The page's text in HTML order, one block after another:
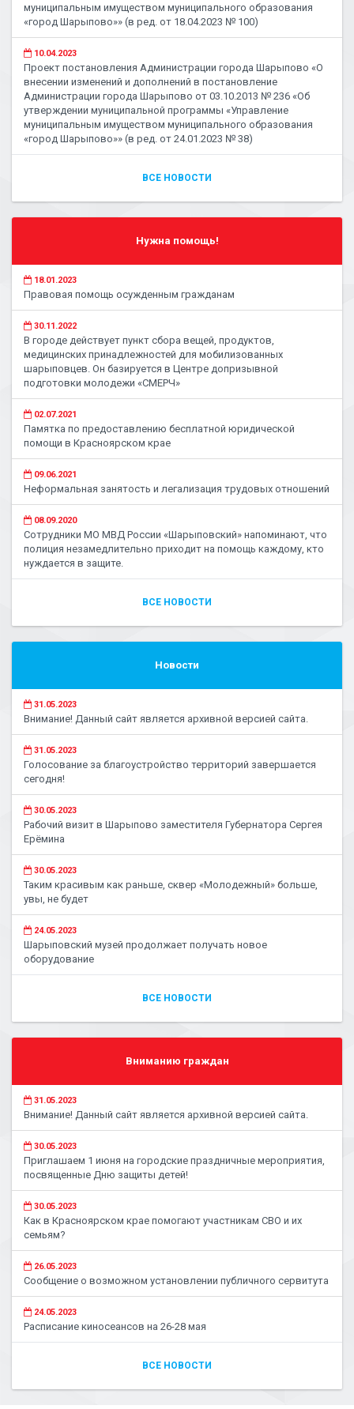
муниципальным имуществом муниципального образования
«город Шарыпово»» (в ред. от 18.04.2023 № 100)
10.04.2023
Проект постановления Администрации города Шарыпово «О
внесении изменений и дополнений в постановление
Администрации города Шарыпово от 03.10.2013 № 236 «Об
утверждении муниципальной программы «Управление
муниципальным имуществом муниципального образования
«город Шарыпово»» (в ред. от 24.01.2023 № 38)
ВСЕ НОВОСТИ
Нужна помощь!
18.01.2023
Правовая помощь осужденным гражданам
30.11.2022
В городе действует пункт сбора вещей, продуктов,
медицинских принадлежностей для мобилизованных
шарыповцев. Он базируется в Центре допризывной
подготовки молодежи «СМЕРЧ»
02.07.2021
Памятка по предоставлению бесплатной юридической
помощи в Красноярском крае
09.06.2021
Неформальная занятость и легализация трудовых отношений
08.09.2020
Сотрудники МО МВД России «Шарыповский» напоминают, что
полиция незамедлительно приходит на помощь каждому, кто
нуждается в защите.
ВСЕ НОВОСТИ
Новости
31.05.2023
Внимание! Данный сайт является архивной версией сайта.
31.05.2023
Голосование за благоустройство территорий завершается
сегодня!
30.05.2023
Рабочий визит в Шарыпово заместителя Губернатора Сергея
Ерёмина
30.05.2023
Таким красивым как раньше, сквер «Молодежный» больше,
увы, не будет
24.05.2023
Шарыповский музей продолжает получать новое
оборудование
ВСЕ НОВОСТИ
Вниманию граждан
31.05.2023
Внимание! Данный сайт является архивной версией сайта.
30.05.2023
Приглашаем 1 июня на городские праздничные мероприятия,
посвященные Дню защиты детей!
30.05.2023
Как в Красноярском крае помогают участникам СВО и их
семьям?
26.05.2023
Сообщение о возможном установлении публичного сервитута
24.05.2023
Расписание киносеансов на 26-28 мая
ВСЕ НОВОСТИ